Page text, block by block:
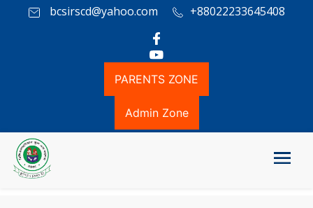
bcsirscd@yahoo.com +88022233645408
PARENTS ZONE
Admin Zone